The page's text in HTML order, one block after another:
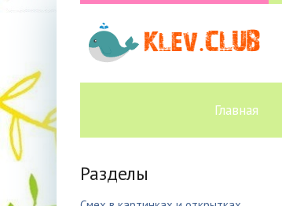
Главная
Разделы